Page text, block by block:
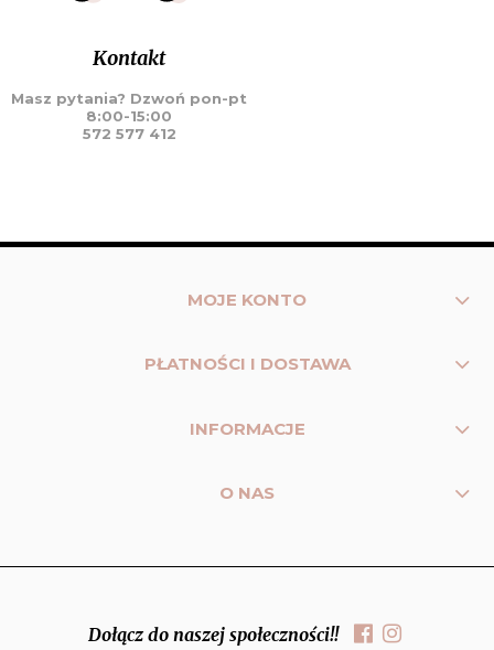
Kontakt
Masz pytania? Dzwoń pon-pt
8:00-15:00
572 577 412
MOJE KONTO
PŁATNOŚCI I DOSTAWA
INFORMACJE
O NAS
Dołącz do naszej społeczności!!